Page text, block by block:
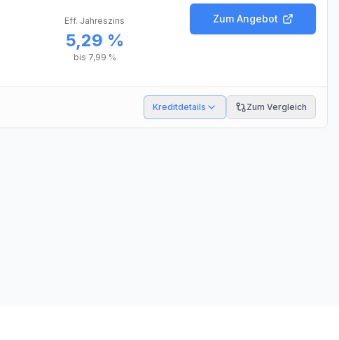
Eff. Jahreszins
5,29 %
bis 7,99 %
Zum Angebot
Kreditdetails Zum Vergleich